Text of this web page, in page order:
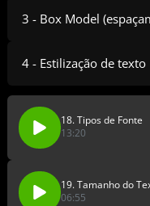
3 - Box Model
4 - Estilização de texto
18. Tipos de Fonte
13:20
19. Tamanho do
06:55